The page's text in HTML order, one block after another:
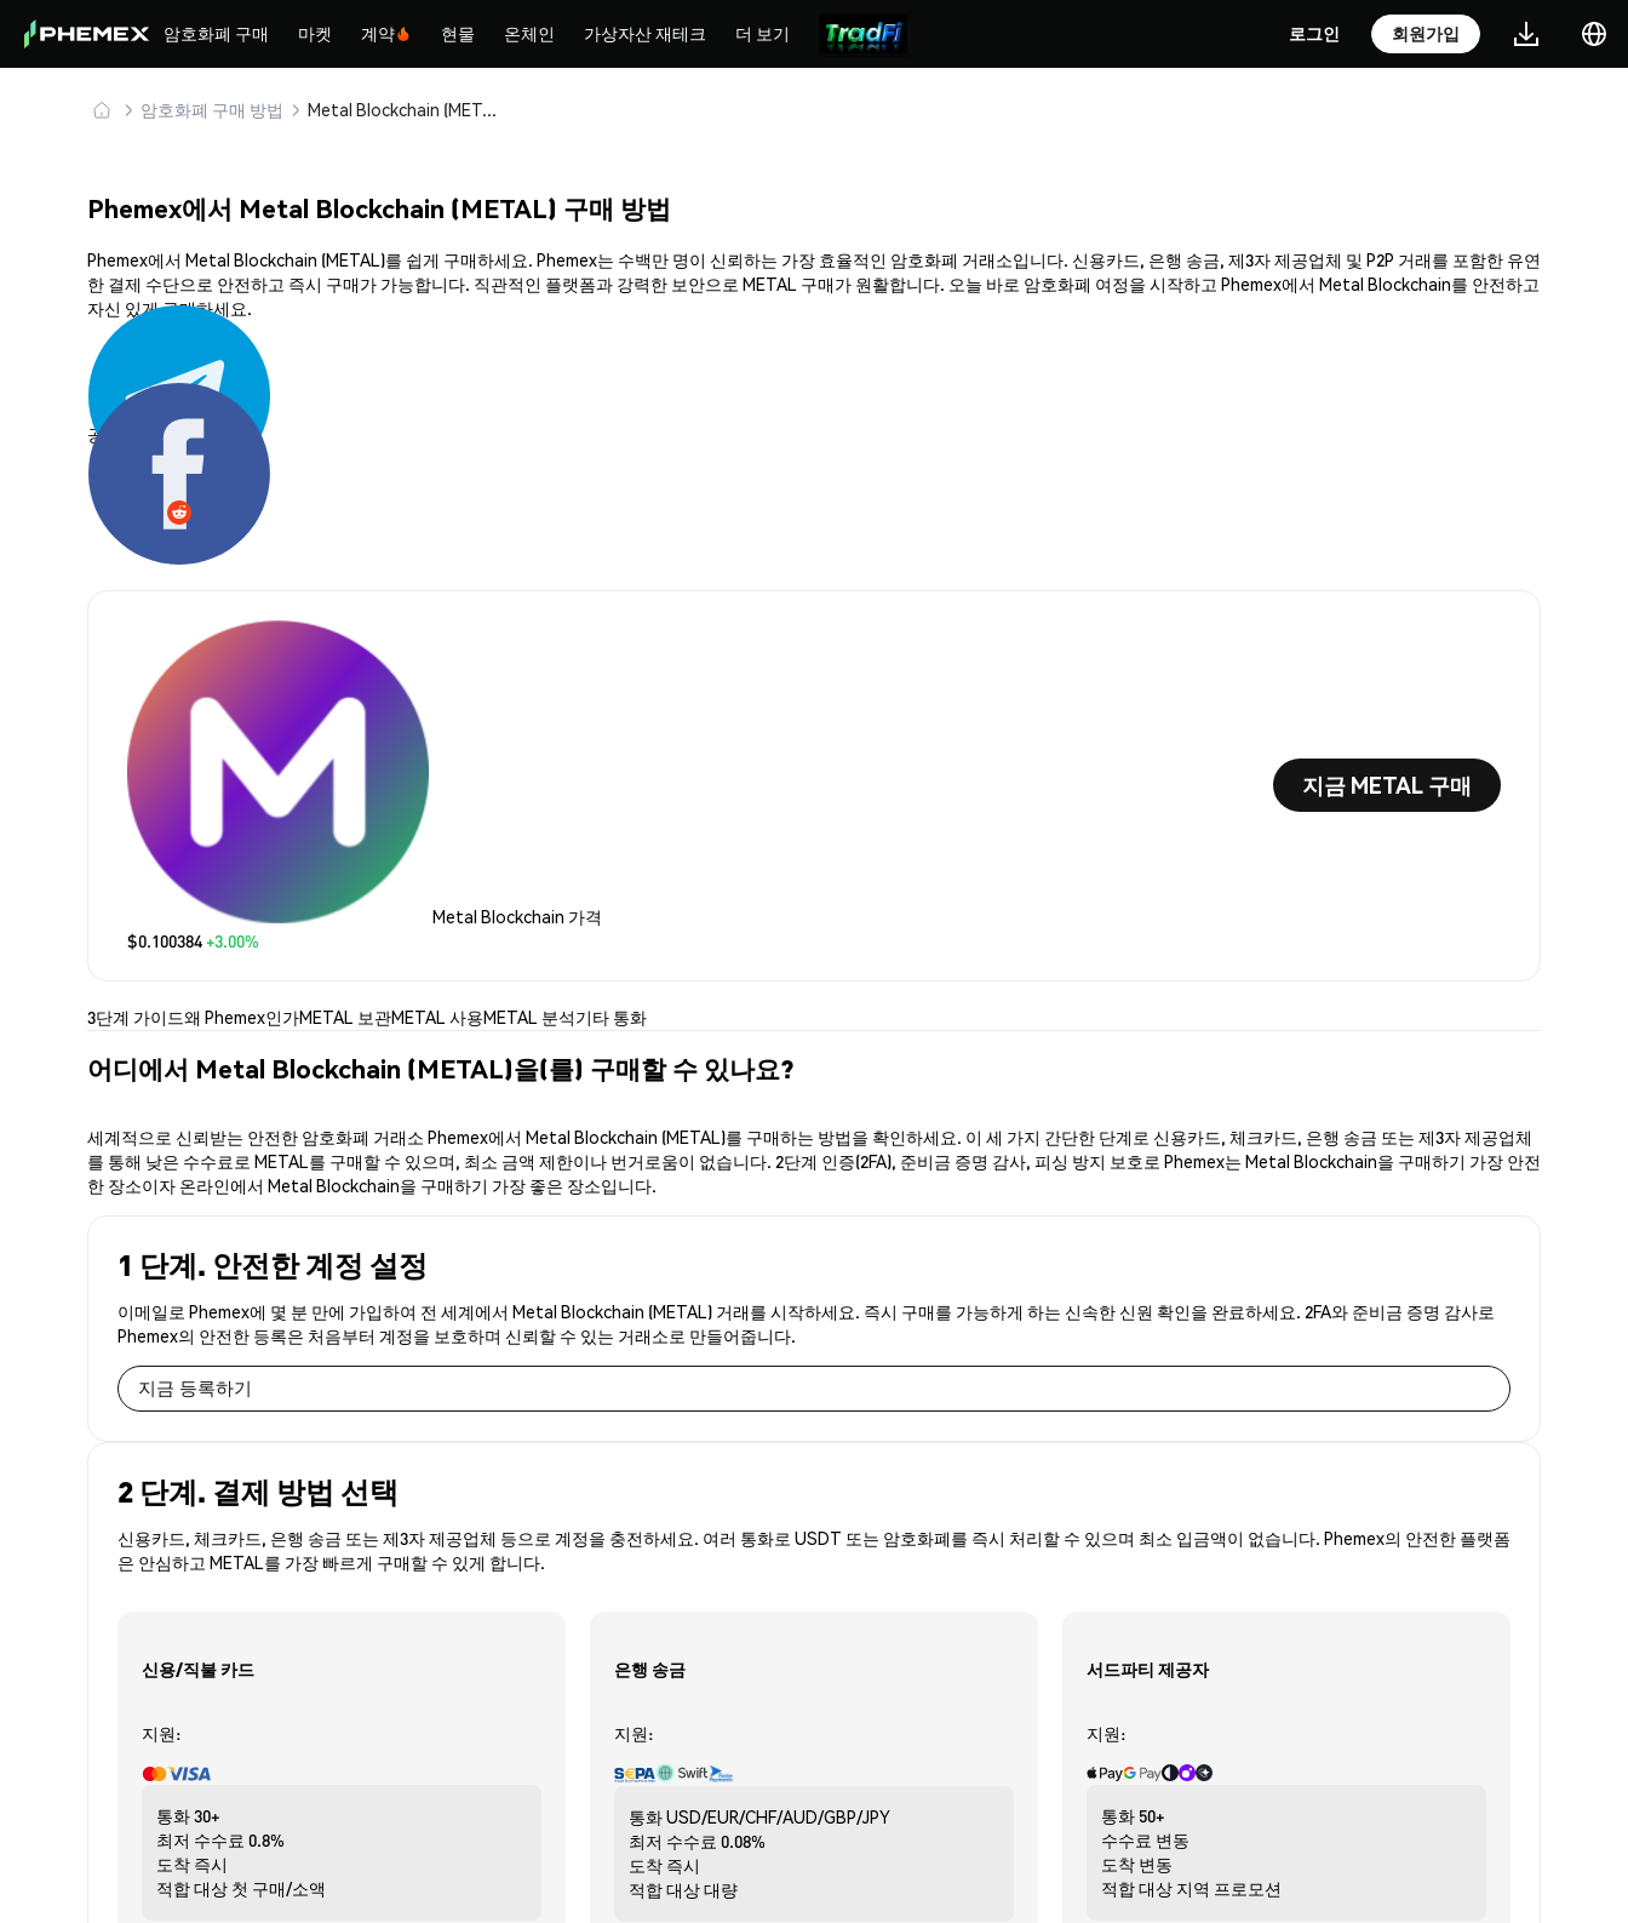
암호화폐 구매 마켓 계약 현물 온체인 가상자산 재테크 더 보기 로그인 회원가입
암호화폐 구매 방법 Metal Blockchain (METAL) 안전하게 구매 및 보관
Phemex에서 Metal Blockchain (METAL) 구매 방법
Phemex에서 Metal Blockchain (METAL)를 쉽게 구매하세요. Phemex는 수백만 명이 신뢰하는 가장 효율적인 암호화폐 거래소입니다. 신용카드, 은행 송금, 제3자 제공업체 및 P2P 거래를 포함한 유연
한 결제 수단으로 안전하고 즉시 구매가 가능합니다. 직관적인 플랫폼과 강력한 보안으로 METAL 구매가 원활합니다. 오늘 바로 암호화폐 여정을 시작하고 Phemex에서 Metal Blockchain를 안전하고
자신 있게 구매하세요.
공유하기:
Metal Blockchain 가격
$0.100384+3.00%
지금 METAL 구매
3단계 가이드왜 Phemex인가METAL 보관METAL 사용METAL 분석기타 통화
어디에서 Metal Blockchain (METAL)을(를) 구매할 수 있나요?
세계적으로 신뢰받는 안전한 암호화폐 거래소 Phemex에서 Metal Blockchain (METAL)를 구매하는 방법을 확인하세요. 이 세 가지 간단한 단계로 신용카드, 체크카드, 은행 송금 또는 제3자 제공업체
를 통해 낮은 수수료로 METAL를 구매할 수 있으며, 최소 금액 제한이나 번거로움이 없습니다. 2단계 인증(2FA), 준비금 증명 감사, 피싱 방지 보호로 Phemex는 Metal Blockchain을 구매하기 가장 안전
한 장소이자 온라인에서 Metal Blockchain을 구매하기 가장 좋은 장소입니다.
1 단계. 안전한 계정 설정
이메일로 Phemex에 몇 분 만에 가입하여 전 세계에서 Metal Blockchain (METAL) 거래를 시작하세요. 즉시 구매를 가능하게 하는 신속한 신원 확인을 완료하세요. 2FA와 준비금 증명 감사로
Phemex의 안전한 등록은 처음부터 계정을 보호하며 신뢰할 수 있는 거래소로 만들어줍니다.
지금 등록하기
2 단계. 결제 방법 선택
신용카드, 체크카드, 은행 송금 또는 제3자 제공업체 등으로 계정을 충전하세요. 여러 통화로 USDT 또는 암호화폐를 즉시 처리할 수 있으며 최소 입금액이 없습니다. Phemex의 안전한 플랫폼
은 안심하고 METAL를 가장 빠르게 구매할 수 있게 합니다.
신용/직불 카드
지원:
통화30+
최저 수수료 0.8%
도착 즉시
적합 대상 첫 구매/소액
은행 송금
지원:
통화USD/EUR/CHF/AUD/GBP/JPY
최저 수수료 0.08%
도착 즉시
적합 대상대량
서드파티 제공자
지원:
통화 50+
수수료 변동
도착 변동
적합 대상 지역 프로모션